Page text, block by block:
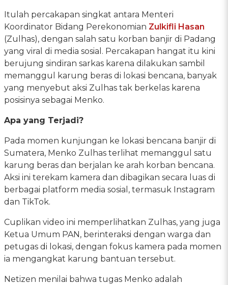
Itulah percakapan singkat antara Menteri
Koordinator Bidang Perekonomian Zulkifli Hasan
(Zulhas), dengan salah satu korban banjir di Padang
yang viral di media sosial. Percakapan hangat itu kini
berujung sindiran sarkas karena dilakukan sambil
memanggul karung beras di lokasi bencana, banyak
yang menyebut aksi Zulhas tak berkelas karena
posisinya sebagai Menko.
Apa yang Terjadi?
Pada momen kunjungan ke lokasi bencana banjir di
Sumatera, Menko Zulhas terlihat memanggul satu
karung beras dan berjalan ke arah korban bencana.
Aksi ini terekam kamera dan dibagikan secara luas di
berbagai platform media sosial, termasuk Instagram
dan TikTok.
Cuplikan video ini memperlihatkan Zulhas, yang juga
Ketua Umum PAN, berinteraksi dengan warga dan
petugas di lokasi, dengan fokus kamera pada momen
ia mengangkat karung bantuan tersebut.
Netizen menilai bahwa tugas Menko adalah